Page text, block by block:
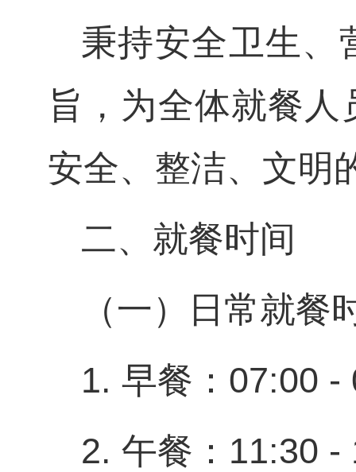
秉持安全卫生、
旨，为全体就餐
安全、整洁、文明
二、就餐时间
（一）日常就餐
1. 早餐：07:00 -
2. 午餐：11:30 -